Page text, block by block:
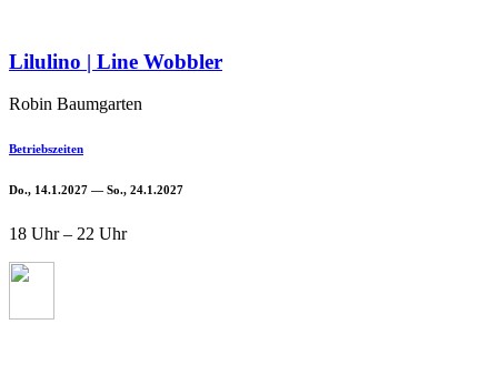
Lilulino | Line Wobbler
Robin Baumgarten
Betriebszeiten
Do., 14.1.2027 — So., 24.1.2027
18 Uhr – 22 Uhr